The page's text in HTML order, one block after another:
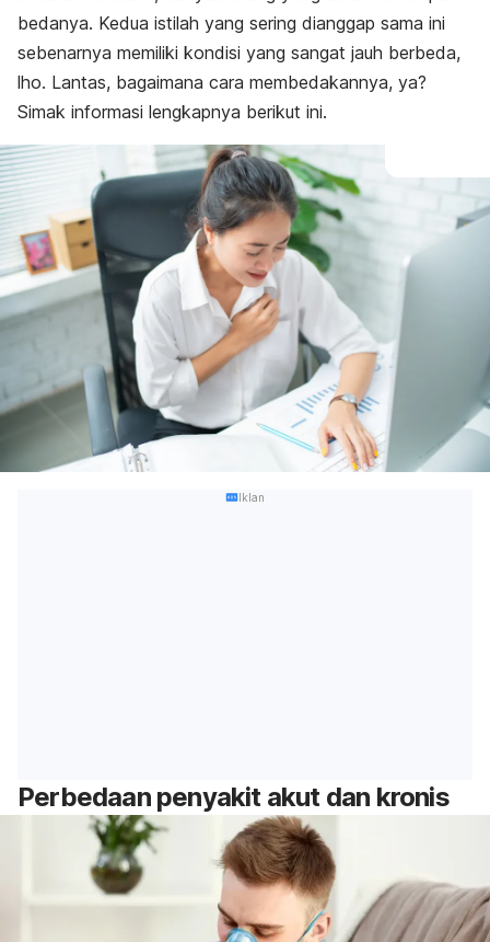
bedanya. Kedua istilah yang sering dianggap sama ini
sebenarnya memiliki kondisi yang sangat jauh berbeda,
lho. Lantas, bagaimana cara membedakannya, ya?
Simak informasi lengkapnya berikut ini.
Iklan
Perbedaan penyakit akut dan kronis